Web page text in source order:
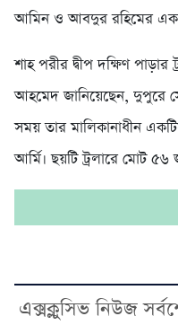
আমিন ও আবদুর রহিমের
শাহ পরীর দ্বীপ দক্ষিণ
আহমেদ জানিয়েছেন, দুপুরে
সময় তার মালিকানাধীন
আর্মি। ছয়টি ট্রলারে মোট ৫৬
এক্সক্লুসিভ নিউজ